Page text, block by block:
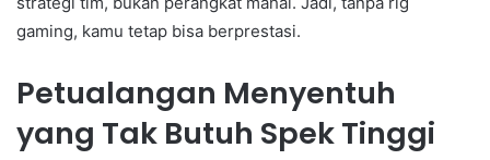
gaming, kamu tetap bisa berprestasi.
Petualangan Menyentuh
yang Tak Butuh Spek Tinggi